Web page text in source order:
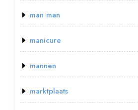
man man
manicure
mannen
marktplaats